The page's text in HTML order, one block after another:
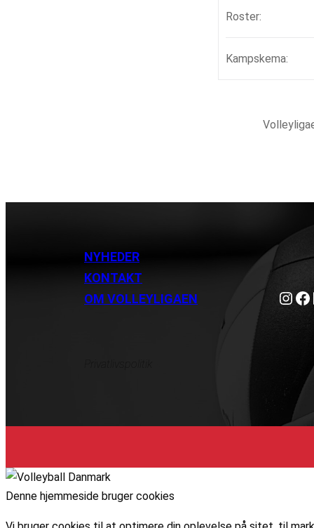
Roster:
Kampskema:
NYHEDER
KONTAKT
OM VOLLEYLIGAEN
Instagram https://www.facebook.com/danishbeachvolleytour
Denne hjemmeside bruger cookies